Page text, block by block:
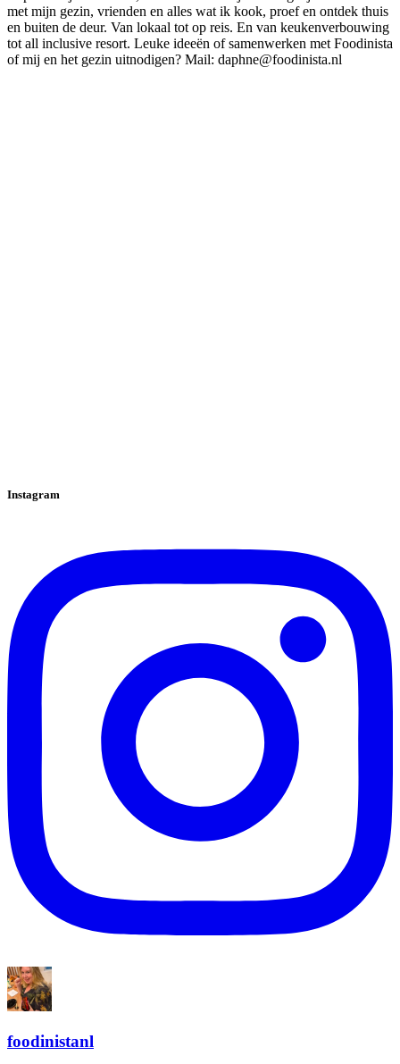
met mijn gezin, vrienden en alles wat ik kook, proef en ontdek thuis
en buiten de deur. Van lokaal tot op reis. En van keukenverbouwing
tot all inclusive resort. Leuke ideeën of samenwerken met Foodinista
of mij en het gezin uitnodigen? Mail: daphne@foodinista.nl
Instagram
foodinistanl